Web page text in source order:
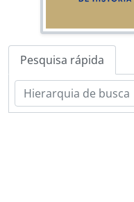
Pesquisa rápida